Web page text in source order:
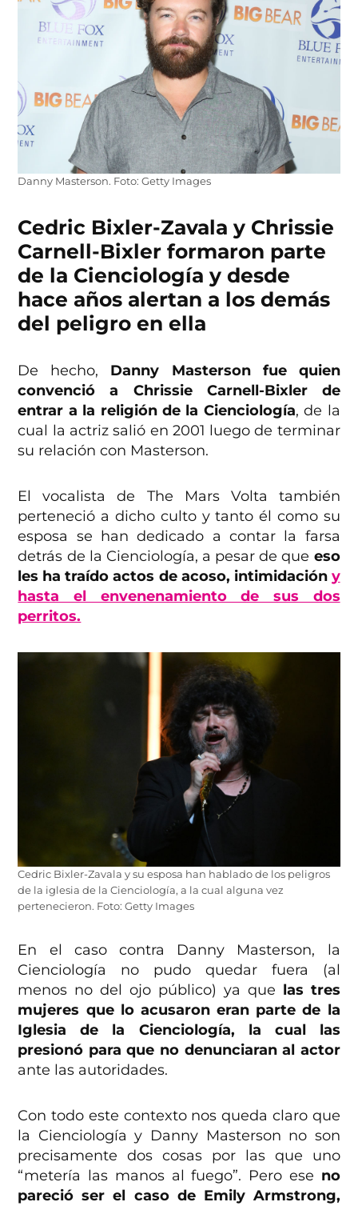
Danny Masterson. Foto: Getty Images
Cedric Bixler-Zavala y Chrissie
Carnell-Bixler formaron parte
de la Cienciología y desde
hace años alertan a los demás
del peligro en ella
De hecho, Danny Masterson fue quien
convenció a Chrissie Carnell-Bixler de
entrar a la religión de la Cienciología, de la
cual la actriz salió en 2001 luego de terminar
su relación con Masterson.
El vocalista de The Mars Volta también
perteneció a dicho culto y tanto él como su
esposa se han dedicado a contar la farsa
detrás de la Cienciología, a pesar de que eso
les ha traído actos de acoso, intimidación y
hasta el envenenamiento de sus dos
perritos.
Cedric Bixler-Zavala y su esposa han hablado de los peligros
de la iglesia de la Cienciología, a la cual alguna vez
pertenecieron. Foto: Getty Images
En el caso contra Danny Masterson, la
Cienciología no pudo quedar fuera (al
menos no del ojo público) ya que las tres
mujeres que lo acusaron eran parte de la
Iglesia de la Cienciología, la cual las
presionó para que no denunciaran al actor
ante las autoridades.
Con todo este contexto nos queda claro que
la Cienciología y Danny Masterson no son
precisamente dos cosas por las que uno
“metería las manos al fuego”. Pero ese no
pareció ser el caso de Emily Armstrong,